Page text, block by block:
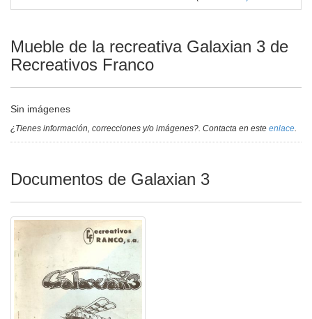
Mueble de la recreativa Galaxian 3 de
Recreativos Franco
Sin imágenes
¿Tienes información, correcciones y/o imágenes?. Contacta en este enlace.
Documentos de Galaxian 3